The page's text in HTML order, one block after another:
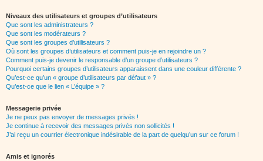
Niveaux des utilisateurs et groupes d’utilisateurs
Que sont les administrateurs ?
Que sont les modérateurs ?
Que sont les groupes d’utilisateurs ?
Où sont les groupes d’utilisateurs et comment puis-je en rejoindre un ?
Comment puis-je devenir le responsable d’un groupe d’utilisateurs ?
Pourquoi certains groupes d’utilisateurs apparaissent dans une couleur différente ?
Qu’est-ce qu’un « groupe d’utilisateurs par défaut » ?
Qu’est-ce que le lien « L’équipe » ?
Messagerie privée
Je ne peux pas envoyer de messages privés !
Je continue à recevoir des messages privés non sollicités !
J’ai reçu un courrier électronique indésirable de la part de quelqu’un sur ce forum !
Amis et ignorés